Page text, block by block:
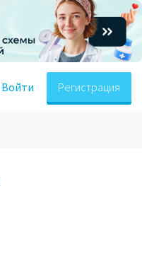
Войти Регистрация